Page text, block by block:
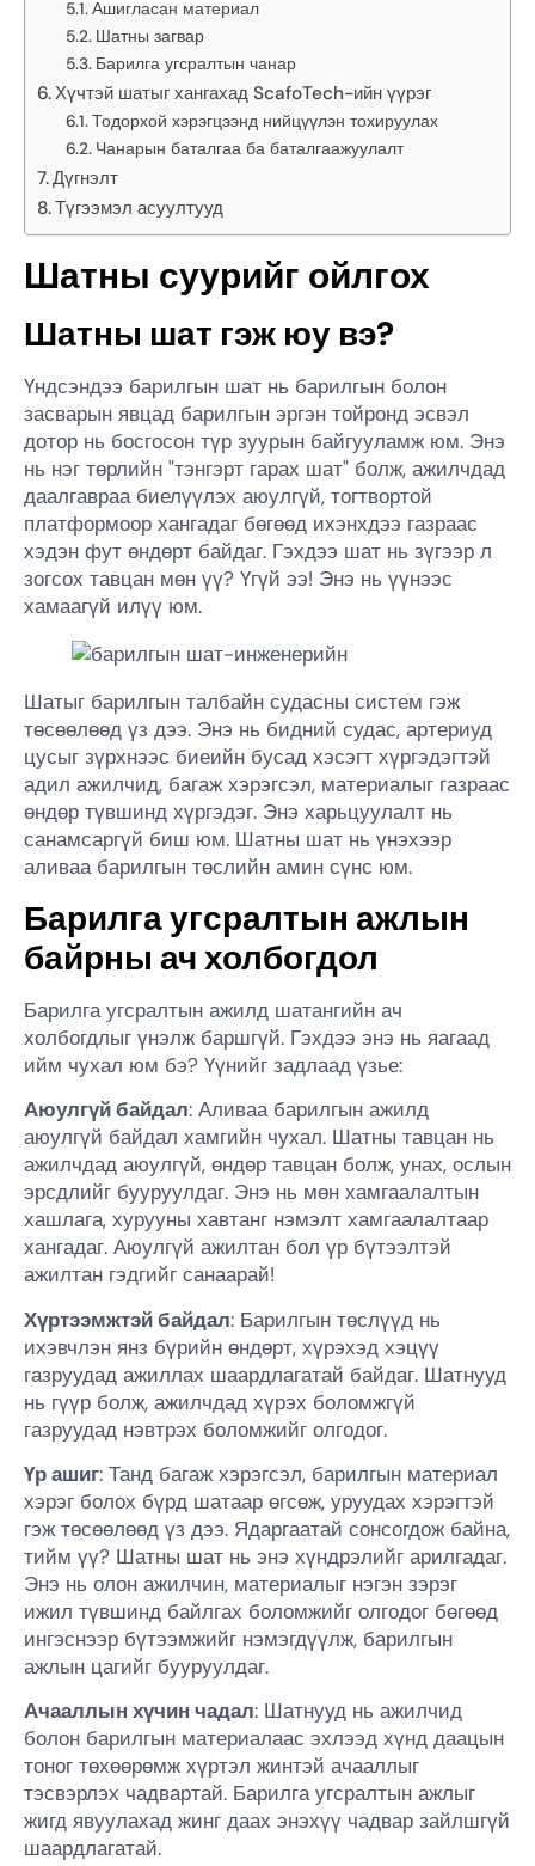
Ашигласан материал
Шатны загвар
Барилга угсралтын чанар
Хүчтэй шатыг хангахад ScafoTech-ийн үүрэг
Тодорхой хэрэгцээнд нийцүүлэн тохируулах
Чанарын баталгаа ба баталгаажуулалт
Дүгнэлт
Түгээмэл асуултууд
Шатны суурийг ойлгох
Шатны шат гэж юу вэ?
Үндсэндээ барилгын шат нь барилгын болон
засварын явцад барилгын эргэн тойронд эсвэл
дотор нь босгосон түр зуурын байгууламж юм. Энэ
нь нэг төрлийн "тэнгэрт гарах шат" болж, ажилчдад
даалгавраа биелүүлэх аюулгүй, тогтвортой
платформоор хангадаг бөгөөд ихэнхдээ газраас
хэдэн фут өндөрт байдаг. Гэхдээ шат нь зүгээр л
зогсох тавцан мөн үү? Үгүй ээ! Энэ нь үүнээс
хамаагүй илүү юм.
Шатыг барилгын талбайн судасны систем гэж
төсөөлөөд үз дээ. Энэ нь бидний судас, артериуд
цусыг зүрхнээс биеийн бусад хэсэгт хүргэдэгтэй
адил ажилчид, багаж хэрэгсэл, материалыг газраас
өндөр түвшинд хүргэдэг. Энэ харьцуулалт нь
санамсаргүй биш юм. Шатны шат нь үнэхээр
аливаа барилгын төслийн амин сүнс юм.
Барилга угсралтын ажлын
байрны ач холбогдол
Барилга угсралтын ажилд шатангийн ач
холбогдлыг үнэлж баршгүй. Гэхдээ энэ нь яагаад
ийм чухал юм бэ? Үүнийг задлаад үзье:
Аюулгүй байдал: Аливаа барилгын ажилд
аюулгүй байдал хамгийн чухал. Шатны тавцан нь
ажилчдад аюулгүй, өндөр тавцан болж, унах, ослын
эрсдлийг бууруулдаг. Энэ нь мөн хамгаалалтын
хашлага, хурууны хавтанг нэмэлт хамгаалалтаар
хангадаг. Аюулгүй ажилтан бол үр бүтээлтэй
ажилтан гэдгийг санаарай!
Хүртээмжтэй байдал: Барилгын төслүүд нь
ихэвчлэн янз бүрийн өндөрт, хүрэхэд хэцүү
газруудад ажиллах шаардлагатай байдаг. Шатнууд
нь гүүр болж, ажилчдад хүрэх боломжгүй
газруудад нэвтрэх боломжийг олгодог.
Үр ашиг: Танд багаж хэрэгсэл, барилгын материал
хэрэг болох бүрд шатаар өгсөж, уруудах хэрэгтэй
гэж төсөөлөөд үз дээ. Ядаргаатай сонсогдож байна,
тийм үү? Шатны шат нь энэ хүндрэлийг арилгадаг.
Энэ нь олон ажилчин, материалыг нэгэн зэрэг
ижил түвшинд байлгах боломжийг олгодог бөгөөд
ингэснээр бүтээмжийг нэмэгдүүлж, барилгын
ажлын цагийг бууруулдаг.
Ачааллын хүчин чадал: Шатнууд нь ажилчид
болон барилгын материалаас эхлээд хүнд даацын
тоног төхөөрөмж хүртэл жинтэй ачааллыг
тэсвэрлэх чадвартай. Барилга угсралтын ажлыг
жигд явуулахад жинг даах энэхүү чадвар зайлшгүй
шаардлагатай.